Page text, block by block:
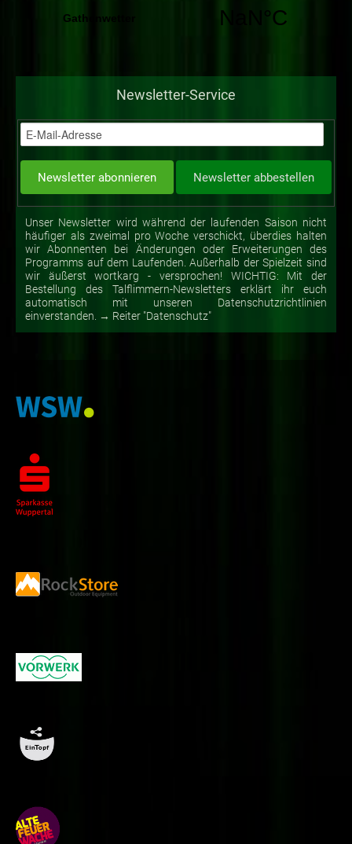
Newsletter-Service
Unser Newsletter wird während der laufenden Saison nicht
häufiger als zweimal pro Woche verschickt, überdies halten
wir Abonnenten bei Änderungen oder Erweiterungen des
Programms auf dem Laufenden. Außerhalb der Spielzeit sind
wir äußerst wortkarg - versprochen! WICHTIG: Mit der
Bestellung des Talflimmern-Newsletters erklärt ihr euch
automatisch mit unseren Datenschutzrichtlinien
einverstanden. → Reiter "Datenschutz"